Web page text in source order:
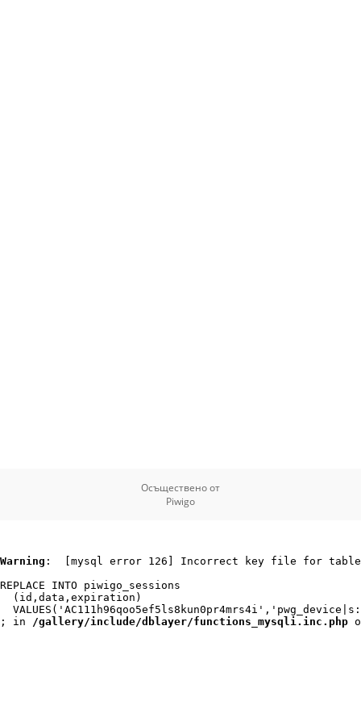
Осъществено от
Piwigo
Warning :  [mysql error 126] Incorrect key file for
REPLACE INTO piwigo_sessions
  (id,data,expiration)
; in /gallery/include/dblayer/functions_mysqli.inc.php